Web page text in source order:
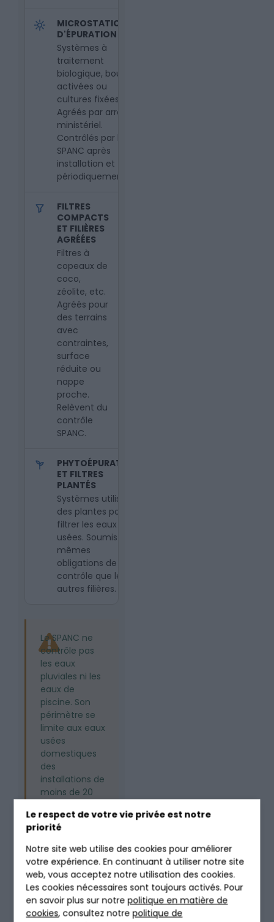
Le respect de votre vie privée est notre
priorité
Notre site web utilise des cookies pour améliorer
votre expérience. En continuant à utiliser notre site
web, vous acceptez notre utilisation des cookies.
Les cookies nécessaires sont toujours activés. Pour
en savoir plus sur notrepolitique en matière de
cookies, consultez notrepolitique de
MICROSTATIONS
D'ÉPURATION
Systèmes à
traitement
biologique, boues
activées ou
cultures fixées.
Agréés par arrêté
ministériel.
Contrôlés par le
SPANC après
installation et
périodiquement.
FILTRES
COMPACTS
ET FILIÈRES
AGRÉÉES
Filtres à
copeaux de
coco,
zéolite, etc.
Agréés pour
des terrains
avec
contraintes,
surface
réduite ou
nappe
proche.
Relèvent du
contrôle
SPANC.
PHYTOÉPURATION
ET FILTRES
PLANTÉS
Systèmes utilisant
des plantes pour
filtrer les eaux
usées. Soumis aux
mêmes
obligations de
contrôle que les
autres filières.
Le SPANC ne
contrôle pas
les eaux
pluviales ni les
eaux de
piscine. Son
périmètre se
limite aux eaux
usées
domestiques
des
installations de
moins de 20
habitants (EH).
4.
QUAND